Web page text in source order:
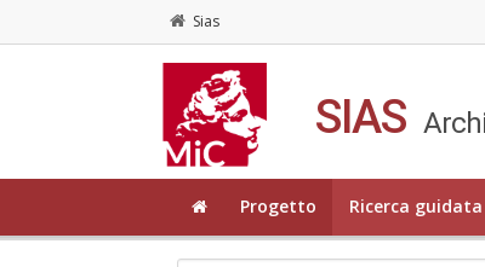
Sias
SIAS
Progetto Ricerca guidata